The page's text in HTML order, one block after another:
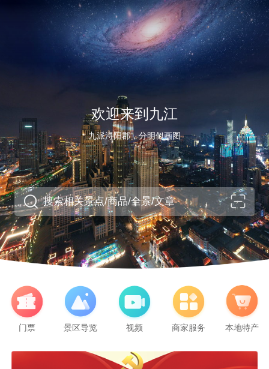
欢迎来到九江
九派浔阳郡，分明似画图
搜索相关景点/商品/全景/文章
门票 景区导览 视频 商家服务 本地特产